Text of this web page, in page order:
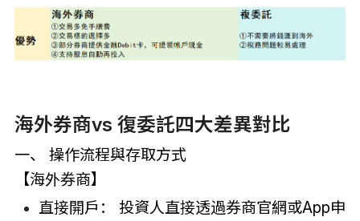
海外券商vs 復委託四大差異對比
一、 操作流程與存取方式
【海外券商】
直接開戶： 投資人直接透過券商官網或App申